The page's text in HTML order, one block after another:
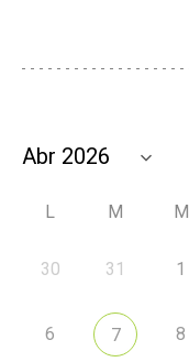
L M M
30 31 1
6 7 8